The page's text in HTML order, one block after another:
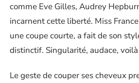
comme Eve Gilles, Audrey
incarnent cette liberté. Miss
une coupe courte, a fait de son
distinctif. Singularité, audace,
Le geste de couper ses cheveux